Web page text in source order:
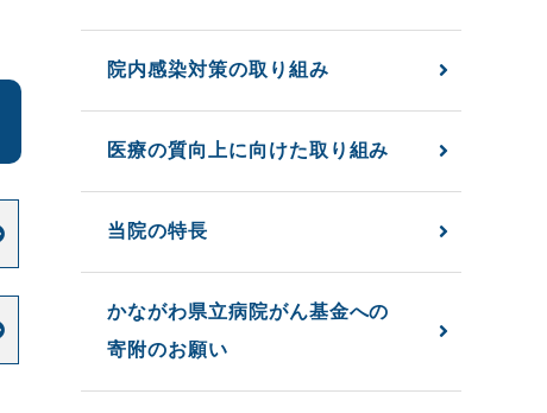
院内感染対策の取り組み
医療の質向上に向けた取り組み
当院の特長
かながわ県立病院がん基金への
寄附のお願い